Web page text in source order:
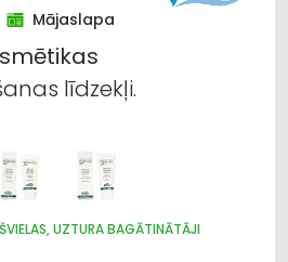
Mājaslapa
līdzekļi.
UZTURA BAGĀTINĀTĀJI